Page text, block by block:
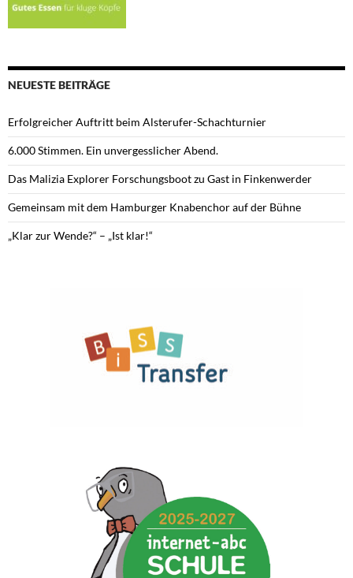
NEUESTE BEITRÄGE
Erfolgreicher Auftritt beim Alsterufer-Schachturnier
6.000 Stimmen. Ein unvergesslicher Abend.
Das Malizia Explorer Forschungsboot zu Gast in Finkenwerder
Gemeinsam mit dem Hamburger Knabenchor auf der Bühne
„Klar zur Wende?“ – „Ist klar!“